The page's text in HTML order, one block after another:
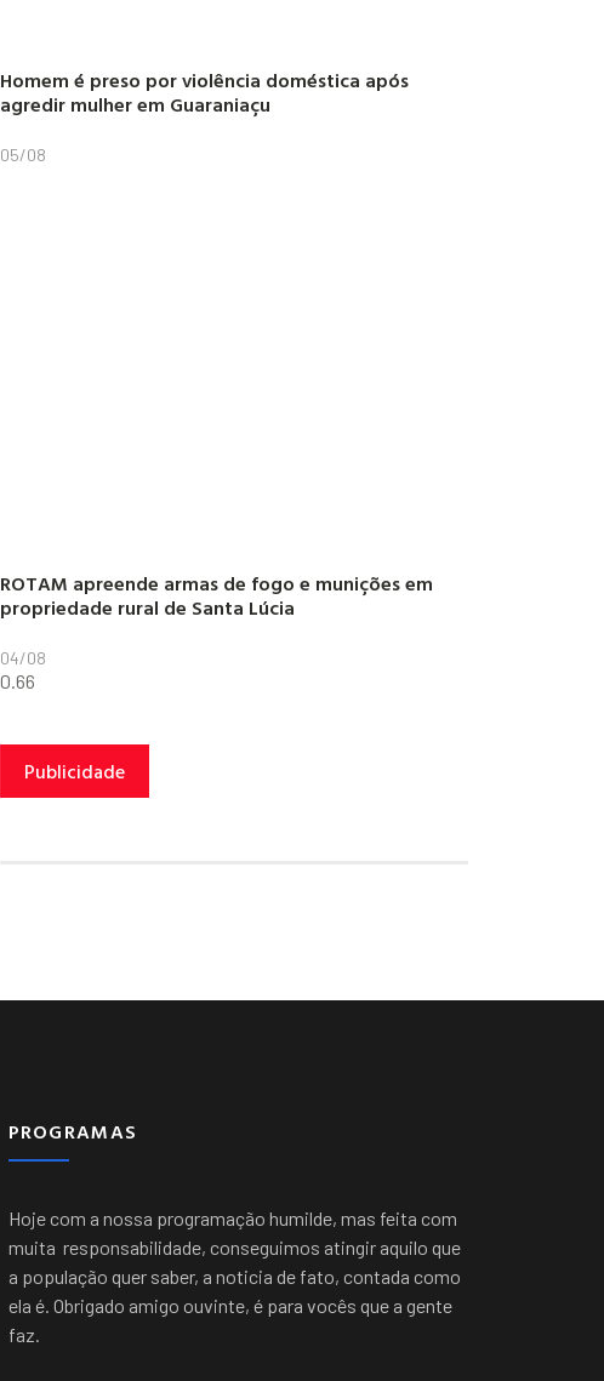
Homem é preso por violência doméstica após
agredir mulher em Guaraniaçu
05/08
ROTAM apreende armas de fogo e munições em
propriedade rural de Santa Lúcia
04/08
Publicidade
PROGRAMAS
Hoje com a nossa programação humilde, mas feita com
muita responsabilidade, conseguimos atingir aquilo que
a população quer saber, a noticia de fato, contada como
ela é. Obrigado amigo ouvinte, é para vocês que a gente
faz.